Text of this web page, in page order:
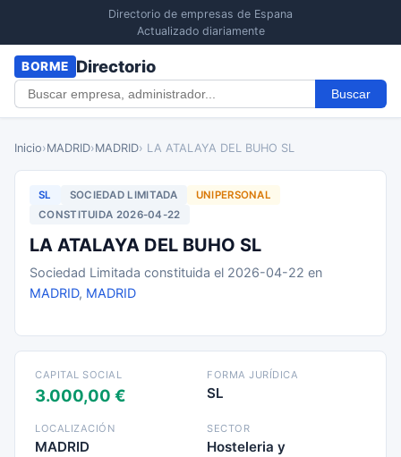
Directorio de empresas de Espana
Actualizado diariamente
BORME Directorio
Buscar
Inicio›MADRID›MADRID› LA ATALAYA DEL BUHO SL
SL SOCIEDAD LIMITADA
UNIPERSONAL
CONSTITUIDA 2026-04-22
LA ATALAYA DEL BUHO SL
Sociedad Limitada constituida el 2026-04-22 en
MADRID, MADRID
CAPITAL SOCIAL
3.000,00 €
FORMA JURÍDICA
SL
LOCALIZACIÓN
MADRID
SECTOR
Hosteleria y